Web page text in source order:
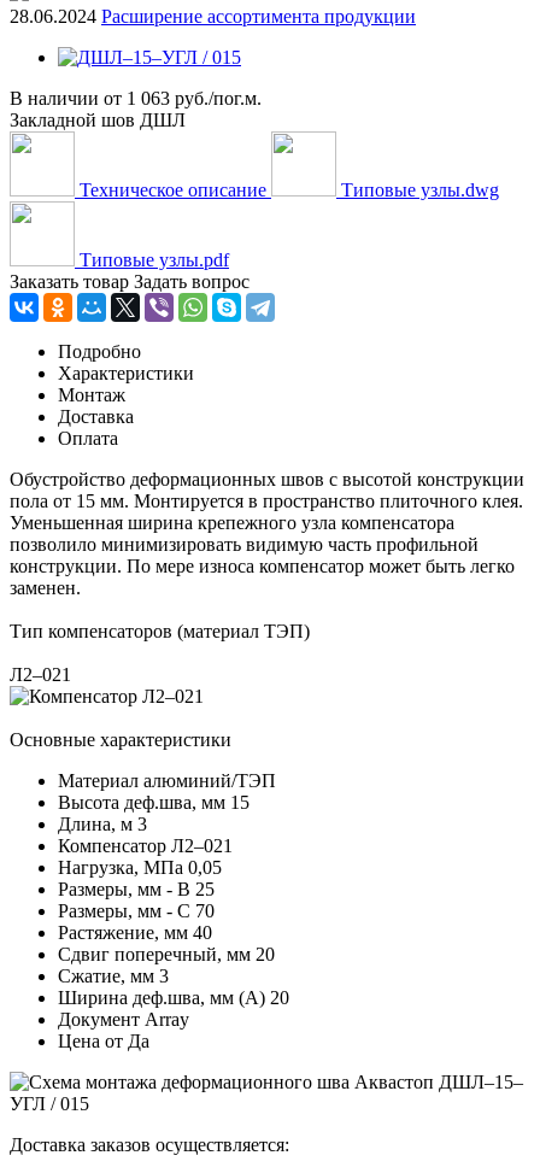
28.06.2024 Расширение ассортимента продукции
В наличии от 1 063 руб./пог.м.
Закладной шов ДШЛ
Техническое описание Типовые узлы.dwg
Типовые узлы.pdf
Заказать товар Задать вопрос
Подробно
Характеристики
Монтаж
Доставка
Оплата
Обустройство деформационных швов с высотой конструкции
пола от 15 мм. Монтируется в пространство плиточного клея.
Уменьшенная ширина крепежного узла компенсатора
позволило минимизировать видимую часть профильной
конструкции. По мере износа компенсатор может быть легко
заменен.
Тип компенсаторов (материал ТЭП)
Л2–021
Основные характеристики
Материал алюминий/ТЭП
Высота деф.шва, мм 15
Длина, м 3
Компенсатор Л2–021
Нагрузка, МПа 0,05
Размеры, мм - В 25
Размеры, мм - С 70
Растяжение, мм 40
Сдвиг поперечный, мм 20
Сжатие, мм 3
Ширина деф.шва, мм (А) 20
Документ Array
Цена от Да
Доставка заказов осуществляется: